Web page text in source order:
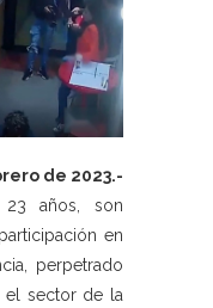
de 2023.-
años, son
en
perpetrado
el sector de la